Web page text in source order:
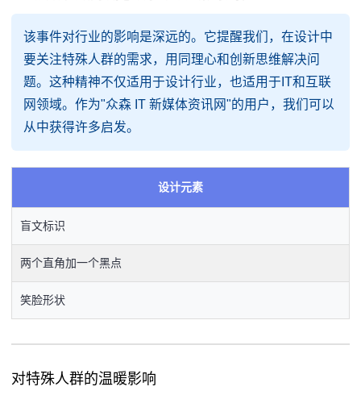
该事件对行业的影响是深远的。它提醒我们，在设计中
要关注特殊人群的需求，用同理心和创新思维解决问
题。这种精神不仅适用于设计行业，也适用于IT和互联
网领域。作为"众森 IT 新媒体资讯网"的用户，我们可以
从中获得许多启发。
设计元素
盲文标识
两个直角加一个黑点
笑脸形状
对特殊人群的温暖影响